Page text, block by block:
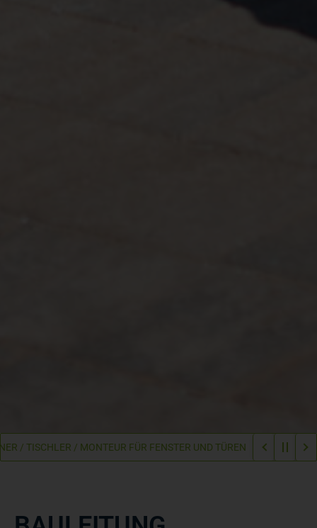
/ MONTEUR FÜR FENSTER UND TÜREN WIR WACHSEN – WIR